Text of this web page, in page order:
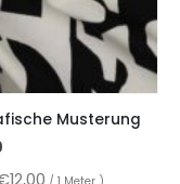
Musterung
12,00